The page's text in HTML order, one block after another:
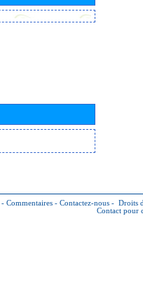
- Commentaires - Contactez-nous - Droits
Contact pour